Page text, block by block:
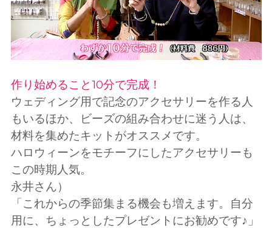
作り始めること10分で完成！
ウェディング用で記念のアクセサリーを作る人
もいるほか、ビーズの組み合わせに迷う人は、
材料を集めたキットがオススメです。
ハロウィーンをモチーフにしたアクセサリーも
この時期人気。
永井さん）
「これからの季節集まる機会も増えます。自分
用に、ちょっとしたプレゼントにお勧めです♪」